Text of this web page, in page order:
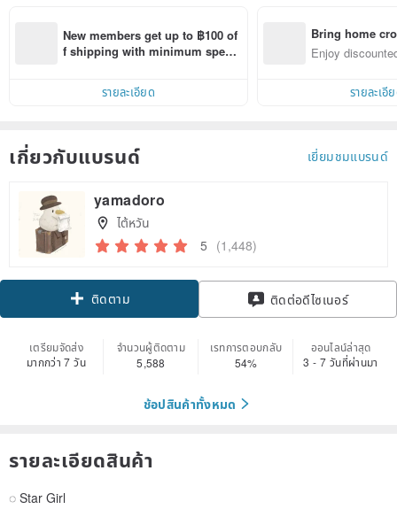
New members get up to ฿100 of
f shipping with minimum spen
within 7 days!
รายละเอียด
Bring home
n with ease
Enjoy
รายละเอี
เกี่ยวกับแบรนด์ เยี่ยมชมแบรนด์
yamadoro
ไต้หวัน
5 (1,448)
ติดตาม ติดต่อดีไซเนอร์
เตรียมจัดส่ง
มากกว่า 7 วัน
จำนวนผู้ติดตาม
5,588
เรทการตอบกลับ
54%
ออนไลน์ล่าสุด
3 - 7 วันที่ผ่านมา
ช้อปสินค้าทั้งหมด
รายละเอียดสินค้า
◌ Star Girl